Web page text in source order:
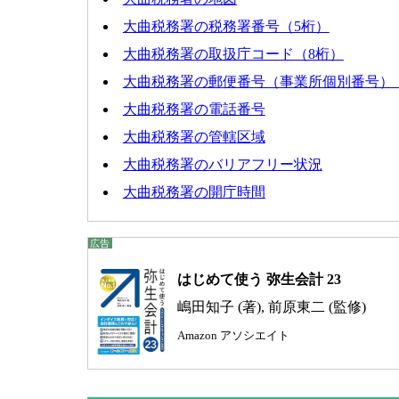
大曲税務署の税務署番号（5桁）
大曲税務署の取扱庁コード（8桁）
大曲税務署の郵便番号（事業所個別番号）
大曲税務署の電話番号
大曲税務署の管轄区域
大曲税務署のバリアフリー状況
大曲税務署の開庁時間
はじめて使う 弥生会計 23
嶋田知子 (著), 前原東二 (監修)
Amazon アソシエイト